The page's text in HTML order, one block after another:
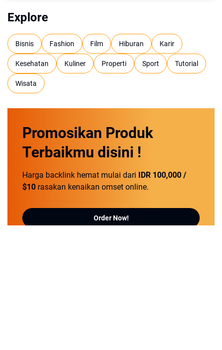
Explore
Bisnis Fashion Film Hiburan Karir
Kesehatan Kuliner Properti Sport Tutorial
Wisata
Promosikan Produk
Terbaikmu disini !
Harga backlink hemat mulai dari IDR 100,000 /
$10 rasakan kenaikan omset online.
Order Now!